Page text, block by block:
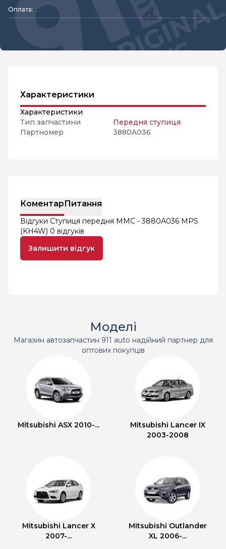
Оплата:
Характеристики
Характеристики
Тип запчастини
Передня ступиця
Партномер
3880A036
КоментарПитання
Відгуки Ступиця передня MMC - 3880A036 MPS
(KH4W) 0 відгуків
Залишити відгук
Моделі
Магазин автозапчастин 911 auto надійний партнер для
оптових покупців
Mitsubishi ASX 2010-...
Mitsubishi Lancer IX
2003-2008
Mitsubishi Lancer X
2007-...
Mitsubishi Outlander
XL 2006-...